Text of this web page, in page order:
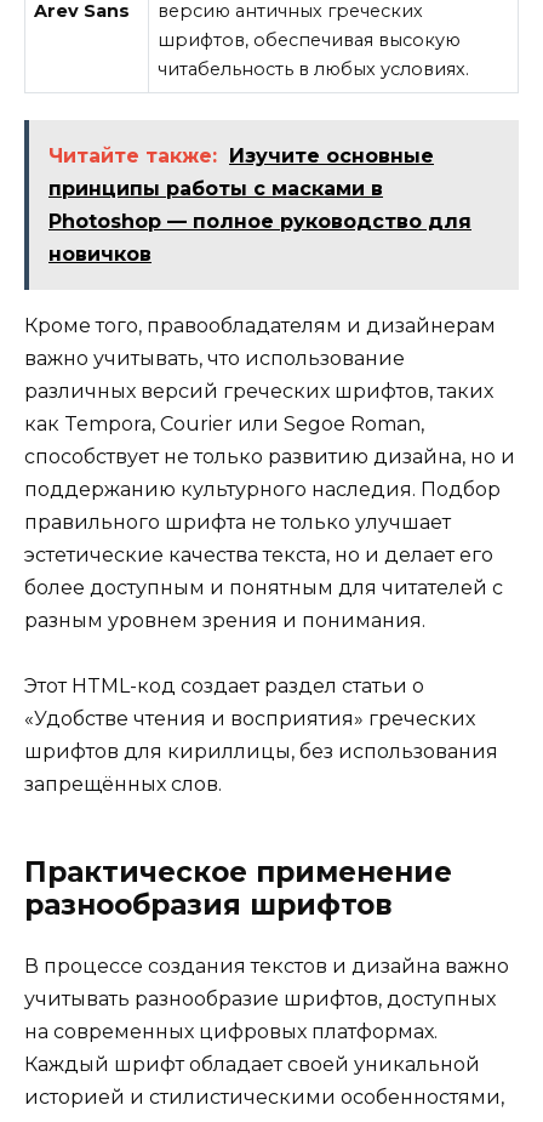
Arev Sans
версию античных греческих
шрифтов, обеспечивая высокую
читабельность в любых условиях.
Читайте также: Изучите основные
принципы работы с масками в
Photoshop — полное руководство для
новичков
Кроме того, правообладателям и дизайнерам
важно учитывать, что использование
различных версий греческих шрифтов, таких
как Tempora, Courier или Segoe Roman,
способствует не только развитию дизайна, но и
поддержанию культурного наследия. Подбор
правильного шрифта не только улучшает
эстетические качества текста, но и делает его
более доступным и понятным для читателей с
разным уровнем зрения и понимания.
Этот HTML-код создает раздел статьи о
«Удобстве чтения и восприятия» греческих
шрифтов для кириллицы, без использования
запрещённых слов.
Практическое применение
разнообразия шрифтов
В процессе создания текстов и дизайна важно
учитывать разнообразие шрифтов, доступных
на современных цифровых платформах.
Каждый шрифт обладает своей уникальной
историей и стилистическими особенностями,